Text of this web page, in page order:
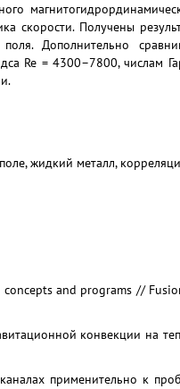
скорости. Получены
Дополнительно
Re = 4300–7800, числам
жидкий металл,
concepts and programs //
конвекции на
применительно к